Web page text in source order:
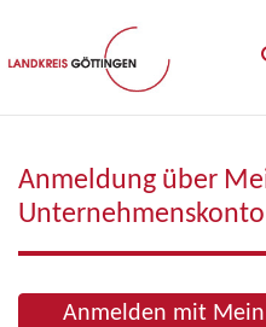
Zum Hauptinhalt springen
Anmeldung über
Unternehmenskonto
Anmelden mit